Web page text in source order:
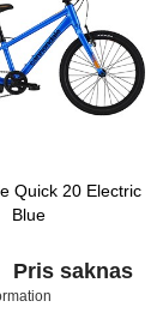
Quick 20 Electric
Blue
Pris saknas